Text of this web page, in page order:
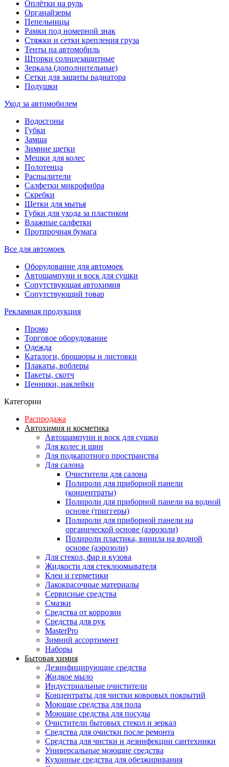
Оплётки на руль
Органайзеры
Пепельницы
Рамки под номерной знак
Стяжки и сетки крепления груза
Тенты на автомобиль
Шторки солнцезащитные
Зеркала (дополнительные)
Сетки для защиты радиатора
Подушки
Уход за автомобилем
Водосгоны
Губки
Замша
Зимние щетки
Мешки для колес
Полотенца
Распылители
Салфетки микрофибра
Скребки
Щетки для мытья
Губки для ухода за пластиком
Влажные салфетки
Протирочная бумага
Все для автомоек
Оборудование для автомоек
Автошампуни и воск для сушки
Сопутствующая автохимия
Сопутствующий товар
Рекламная продукция
Промо
Торговое оборудование
Одежда
Каталоги, брошюры и листовки
Плакаты, воблеры
Пакеты, скотч
Ценники, наклейки
Категории
Распродажа
Автохимия и косметика
Автошампуни и воск для сушки
Для колес и шин
Для подкапотного пространства
Для салона
Очистители для салона
Полироли для приборной панели
(концентраты)
Полироли для приборной панели на водной
основе (триггеры)
Полироли для приборной панели на
органической основе (аэрозоли)
Полироли пластика, винила на водной
основе (аэрозоли)
Для стекол, фар и кузова
Жидкости для стеклоомывателя
Клеи и герметики
Лакокрасочные материалы
Сервисные средства
Смазки
Средства от коррозии
Средства для рук
MasterPro
Зимний ассортимент
Наборы
Бытовая химия
Дезинфицирующие средства
Жидкое мыло
Индустриальные очистители
Концентраты для чистки ковровых покрытий
Моющие средства для пола
Моющие средства для посуды
Очистители бытовых стекол и зеркал
Средства для очистки после ремонта
Средства для чистки и дезинфекции сантехники
Универсальные моющие средства
Кухонные средства для обезжиривания